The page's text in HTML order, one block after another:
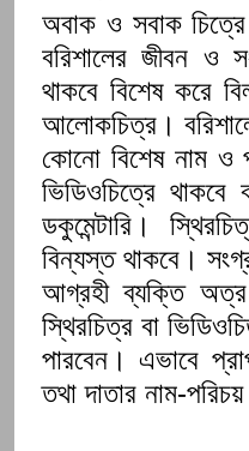
অবাক ও সবাক চিত্রে
বরিশালের জীবন ও
থাকবে বিশেষ করে
আলোকচিত্র।
কোনো বিশেষ নাম ও
ভিডিওচিত্রে থাকবে
ডকুমেন্টারি।
বিন্যস্ত থাকবে।
আগ্রহী ব্যক্তি অত্র
স্থিরচিত্র বা
পারবেন। এভাবে
তথা দাতার নাম-